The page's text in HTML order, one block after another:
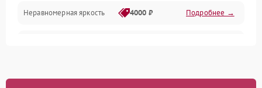
Программное обеспечение
Неравномерная яркость 4000 ₽ Подробнее →